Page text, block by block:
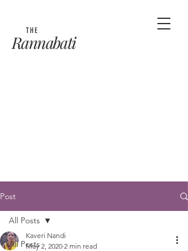
THE
Rannabati
Post
All Posts
All Posts
Kaveri Nandi
May 2, 2020 2 min read